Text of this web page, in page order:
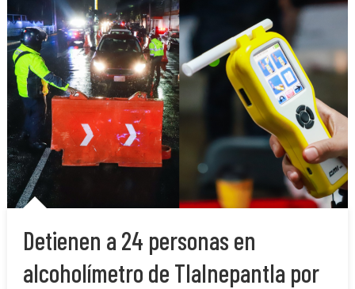
Detienen a 24 personas en
alcoholímetro de Tlalnepantla por